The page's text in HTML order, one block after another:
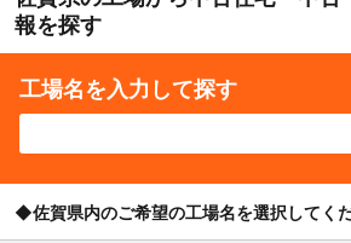
報を探す
工場名を入力して探す
◆佐賀県内のご希望の工場名を選択してく